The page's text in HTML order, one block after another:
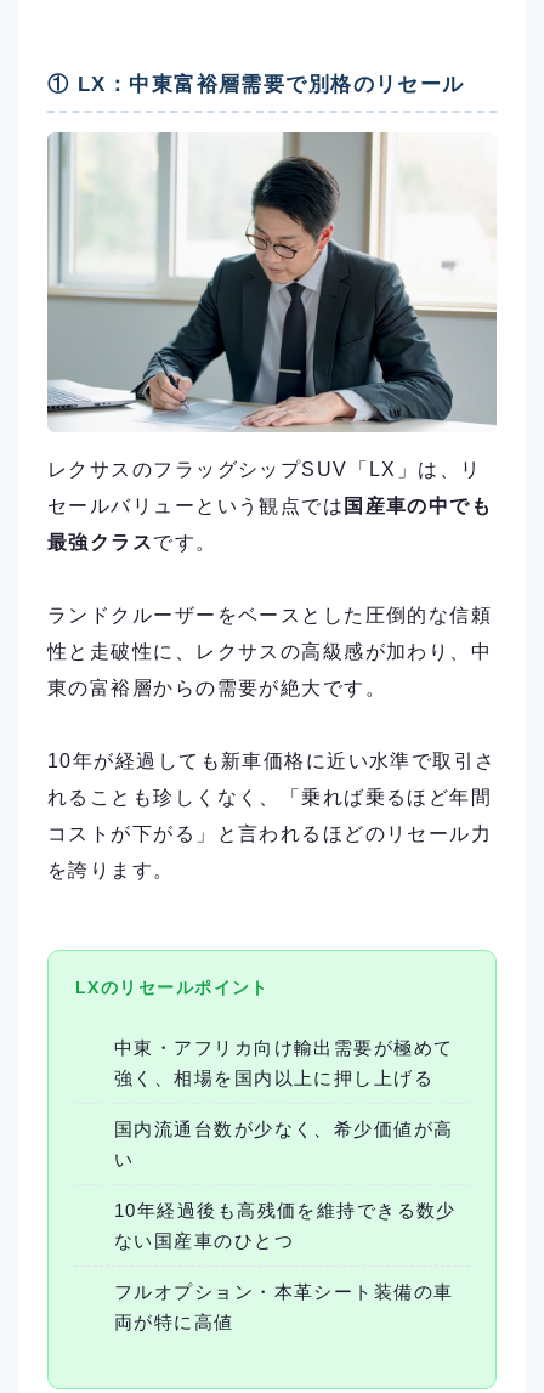
① LX：中東富裕層需要で別格のリセール
レクサスのフラッグシップSUV「LX」は、リ
セールバリューという観点では 国産車の中でも
最強クラスです。
ランドクルーザーをベースとした圧倒的な信頼
性と走破性に、レクサスの高級感が加わり、中
東の富裕層からの需要が絶大です。
10年が経過しても新車価格に近い水準で取引さ
れることも珍しくなく、「乗れば乗るほど年間
コストが下がる」と言われるほどのリセール力
を誇ります。
LXのリセールポイント
中東・アフリカ向け輸出需要が極めて
強く、相場を国内以上に押し上げる
国内流通台数が少なく、希少価値が高
い
10年経過後も高残価を維持できる数少
ない国産車のひとつ
フルオプション・本革シート装備の車
両が特に高値